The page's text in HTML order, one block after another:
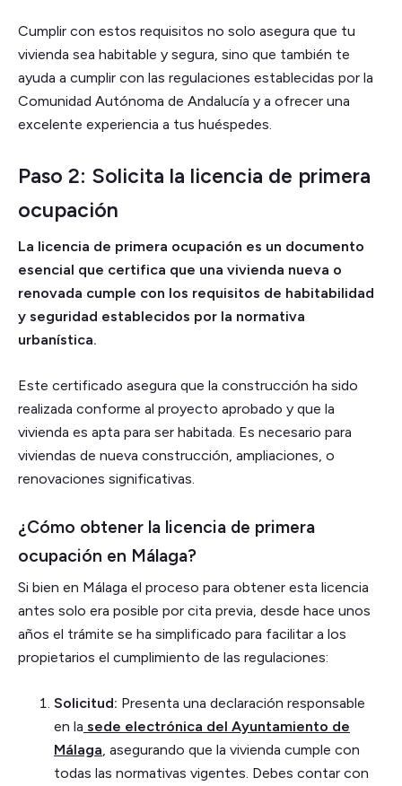
Cumplir con estos requisitos no solo asegura que tu
vivienda sea habitable y segura, sino que también te
ayuda a cumplir con las regulaciones establecidas por la
Comunidad Autónoma de Andalucía y a ofrecer una
excelente experiencia a tus huéspedes.
Paso 2: Solicita la licencia de primera
ocupación
La licencia de primera ocupación es un documento
esencial que certifica que una vivienda nueva o
renovada cumple con los requisitos de habitabilidad
y seguridad establecidos por la normativa
urbanística.
Este certificado asegura que la construcción ha sido
realizada conforme al proyecto aprobado y que la
vivienda es apta para ser habitada. Es necesario para
viviendas de nueva construcción, ampliaciones, o
renovaciones significativas.
¿Cómo obtener la licencia de primera
ocupación en Málaga?
Si bien en Málaga el proceso para obtener esta licencia
antes solo era posible por cita previa, desde hace unos
años el trámite se ha simplificado para facilitar a los
propietarios el cumplimiento de las regulaciones:
Solicitud: Presenta una declaración responsable
en la sede electrónica del Ayuntamiento de
Málaga, asegurando que la vivienda cumple con
todas las normativas vigentes. Debes contar con